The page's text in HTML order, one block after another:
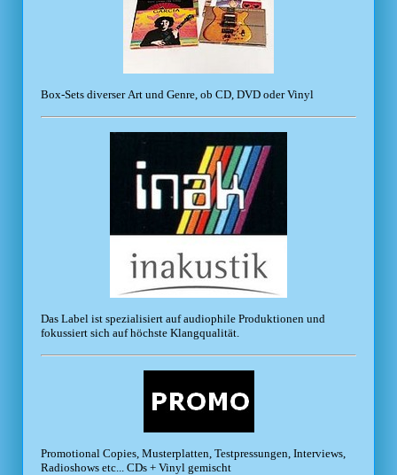
Box-Sets diverser Art und Genre, ob CD, DVD oder Vinyl
Das Label ist spezialisiert auf audiophile Produktionen und
fokussiert sich auf höchste Klangqualität.
Promotional Copies, Musterplatten, Testpressungen, Interviews,
Radioshows etc... CDs + Vinyl gemischt